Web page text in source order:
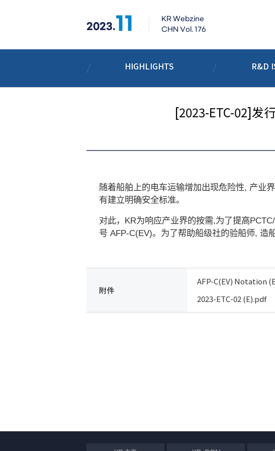
2023.11
KR Webzine
CHN Vol. 176
HIGHLIGHTS R&D
[2023-ETC-02]发
随着船舶上的电车运输增加出现危险性, 产业
有建立明确安全标准。
对此， KR为响应产业界的按需,为了提高
号 AFP-C(EV)。为了帮助船级社的验船师, 造
附件
AFP-C(EV) Notation
2023-ETC-02 (E).pdf